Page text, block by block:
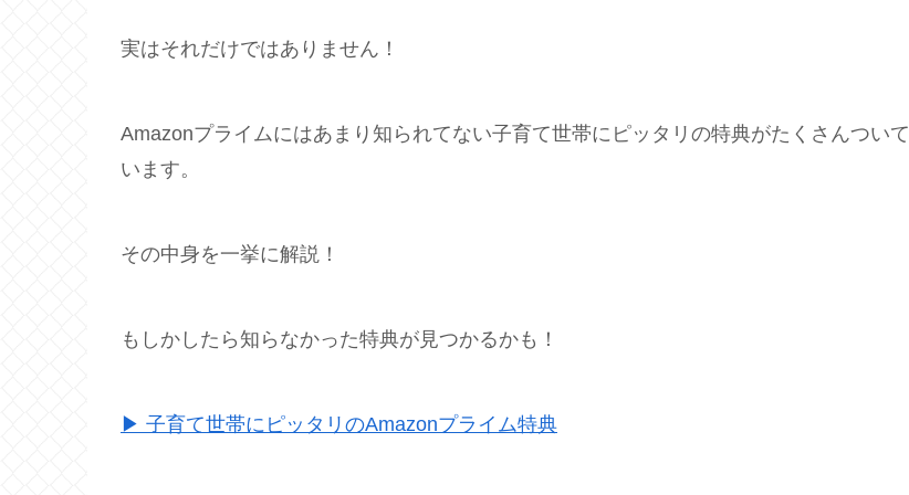
実はそれだけではありません！
Amazonプライムにはあまり知られてない子育て世帯にピッタリの特典がたくさんついて
います。
その中身を一挙に解説！
もしかしたら知らなかった特典が見つかるかも！
▶ 子育て世帯にピッタリのAmazonプライム特典